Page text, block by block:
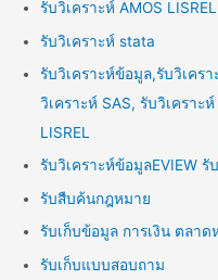
รับวิเคราะห์ AMOS LISREL
รับวิเคราะห์ stata
รับวิเคราะห์ข้อมูล,รับวิเครา
วิเคราะห์ SAS, รับวิเคราะ
LISREL
รับวิเคราะห์ข้อมูลEVIEW รั
รับสืบค้นกฎหมาย
รับเก็บข้อมูล การเงิน ตลาด
รับเก็บแบบสอบถาม